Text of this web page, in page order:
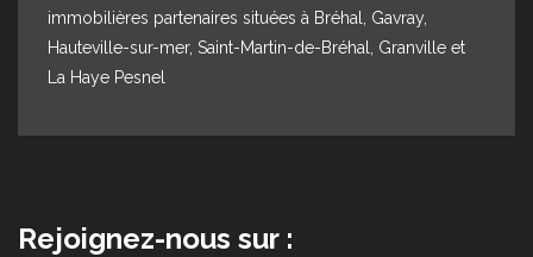
immobilières partenaires situées à Bréhal, Gavray,
Hauteville-sur-mer, Saint-Martin-de-Bréhal, Granville et
La Haye Pesnel
Rejoignez-nous sur :